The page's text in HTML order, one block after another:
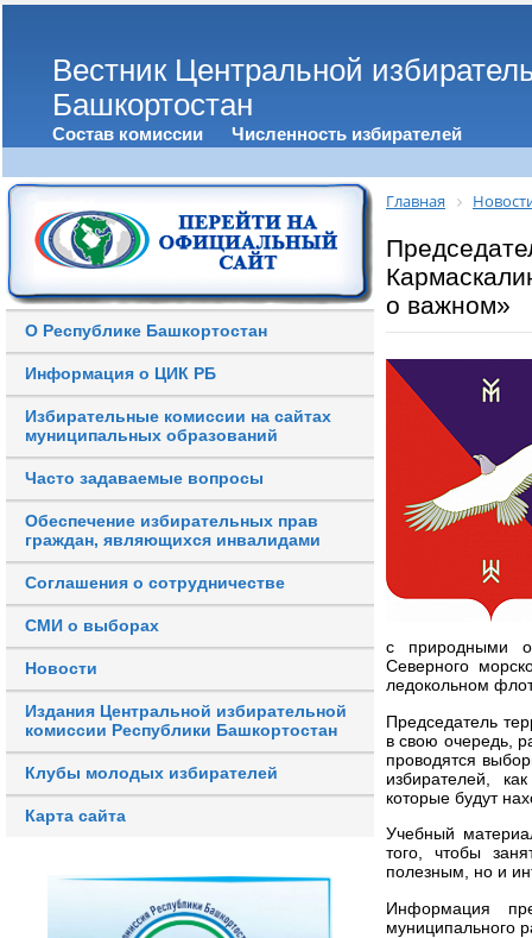
Вестник Центральной
Башкортостан
Состав комиссии Численность избирателей
О Республике Башкортостан
Информация о ЦИК РБ
Избирательные комиссии на сайтах
муниципальных образований
Часто задаваемые вопросы
Обеспечение избирательных прав
граждан, являющихся инвалидами
Соглашения о сотрудничестве
СМИ о выборах
Новости
Издания Центральной избирательной
комиссии Республики Башкортостан
Клубы молодых избирателей
Карта сайта
Главная
о важном»
с природными
Северного
ледокольном
Председатель
в свою очередь,
проводятся
избирателей,
которые будут
Учебный
того, чтобы
полезным, но и
Информация
муниципального